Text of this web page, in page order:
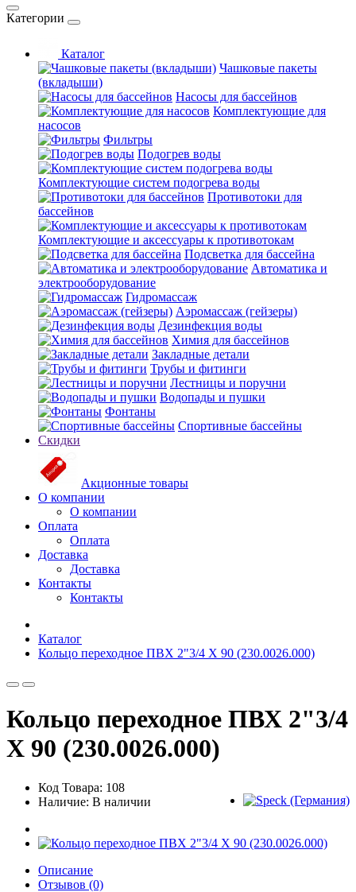
Категории
Каталог
Чашковые пакеты
(вкладыши)
Насосы для бассейнов
Комплектующие для
насосов
Фильтры
Подогрев воды
Комплектующие систем подогрева воды
Противотоки для
бассейнов
Комплектующие и аксессуары к противотокам
Подсветка для бассейна
Автоматика и
электрооборудование
Гидромассаж
Аэромассаж (гейзеры)
Дезинфекция воды
Химия для бассейнов
Закладные детали
Трубы и фитинги
Лестницы и поручни
Водопады и пушки
Фонтаны
Спортивные бассейны
Скидки
Акционные товары
О компании
О компании
Оплата
Оплата
Доставка
Доставка
Контакты
Контакты
Каталог
Кольцо переходное ПВХ 2"3/4 Х 90 (230.0026.000)
Кольцо переходное ПВХ 2"3/4
Х 90 (230.0026.000)
Код Товара: 108
Наличие: В наличии
Описание
Отзывов (0)